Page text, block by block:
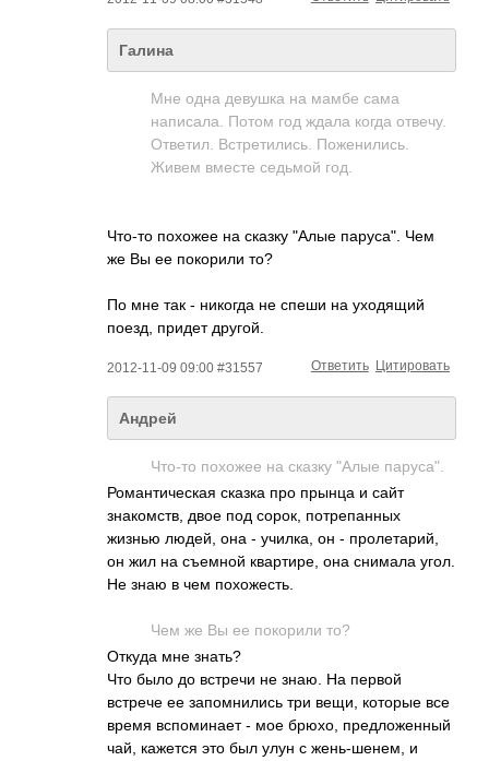
Галина
Мне одна девушка на мамбе сама
написала. Потом год ждала когда отвечу.
Ответил. Встретились. Поженились.
Живем вместе седьмой год.
Что-то похожее на сказку "Алые паруса". Чем
же Вы ее покорили то?
По мне так - никогда не спеши на уходящий
поезд, придет другой.
2012-11-09 09:00 #31557 Цитировать
Ответить
Андрей
Что-то похожее на сказку "Алые паруса".
Романтическая сказка про прынца и сайт
знакомств, двое под сорок, потрепанных
жизнью людей, она - училка, он - пролетарий,
он жил на съемной квартире, она снимала угол.
Не знаю в чем похожесть.
Чем же Вы ее покорили то?
Откуда мне знать?
Что было до встречи не знаю. На первой
встрече ее запомнились три вещи, которые все
время вспоминает - мое брюхо, предложенный
чай, кажется это был улун с жень-шенем, и